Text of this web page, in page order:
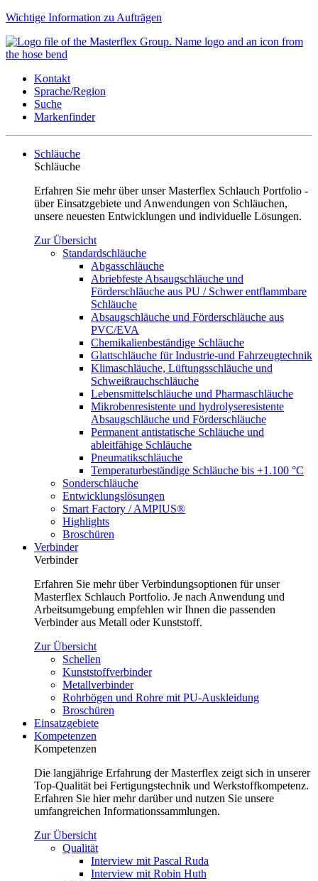
Wichtige Information zu Aufträgen
Kontakt
Sprache/Region
Suche
Markenfinder
Schläuche
Schläuche
Erfahren Sie mehr über unser Masterflex Schlauch Portfolio -
über Einsatzgebiete und Anwendungen von Schläuchen,
unsere neuesten Entwicklungen und individuelle Lösungen.
Zur Übersicht
Standardschläuche
Abgasschläuche
Abriebfeste Absaugschläuche und
Förderschläuche aus PU / Schwer entflammbare
Schläuche
Absaugschläuche und Förderschläuche aus
PVC/EVA
Chemikalienbeständige Schläuche
Glattschläuche für Industrie-und Fahrzeugtechnik
Klimaschläuche, Lüftungsschläuche und
Schweißrauchschläuche
Lebensmittelschläuche und Pharmaschläuche
Mikrobenresistente und hydrolyseresistente
Absaugschläuche und Förderschläuche
Permanent antistatische Schläuche und
ableitfähige Schläuche
Pneumatikschläuche
Temperaturbeständige Schläuche bis +1.100 °C
Sonderschläuche
Entwicklungslösungen
Smart Factory / AMPIUS®
Highlights
Broschüren
Verbinder
Verbinder
Erfahren Sie mehr über Verbindungsoptionen für unser
Masterflex Schlauch Portfolio. Je nach Anwendung und
Arbeitsumgebung empfehlen wir Ihnen die passenden
Verbinder aus Metall oder Kunststoff.
Zur Übersicht
Schellen
Kunststoffverbinder
Metallverbinder
Rohrbögen und Rohre mit PU-Auskleidung
Broschüren
Einsatzgebiete
Kompetenzen
Kompetenzen
Die langjährige Erfahrung der Masterflex zeigt sich in unserer
Top-Qualität bei Fertigungstechnik und Werkstoffkompetenz.
Erfahren Sie hier mehr darüber und nutzen Sie unsere
umfangreichen Informationssammlungen.
Zur Übersicht
Qualität
Interview mit Pascal Ruda
Interview mit Robin Huth